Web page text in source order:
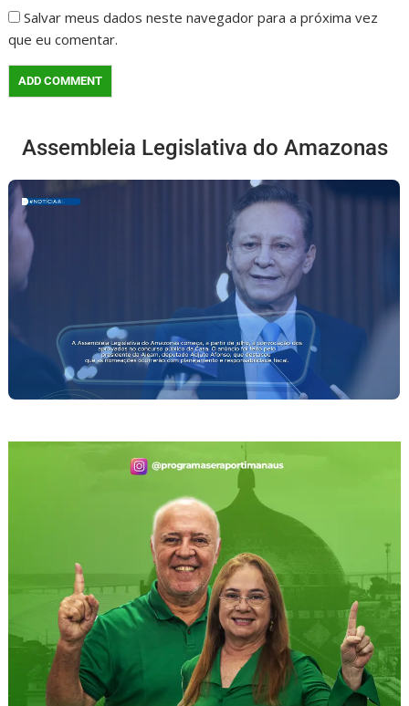
Salvar meus dados neste navegador para a próxima vez
que eu comentar.
Assembleia Legislativa do Amazonas